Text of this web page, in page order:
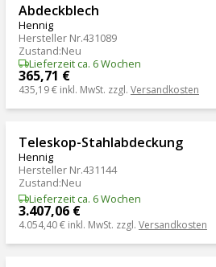
Abdeckblech
Hennig
Hersteller Nr.431089
Zustand:Neu
Lieferzeit ca. 6 Wochen
365,71 €
435,19 € inkl. MwSt. zzgl. Versandkosten
Teleskop-Stahlabdeckung
Hennig
Hersteller Nr.431144
Zustand:Neu
Lieferzeit ca. 6 Wochen
3.407,06 €
4.054,40 € inkl. MwSt. zzgl. Versandkosten